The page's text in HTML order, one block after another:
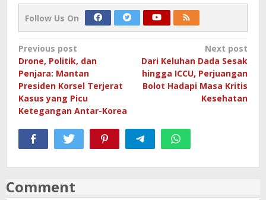
Follow Us On
Post
navigation
Previous post
Drone, Politik, dan
Penjara: Mantan
Presiden Korsel Terjerat
Kasus yang Picu
Ketegangan Antar-Korea
Next post
Dari Keluhan Dada Sesak
hingga ICCU, Perjuangan
Bolot Hadapi Masa Kritis
Kesehatan
Comment